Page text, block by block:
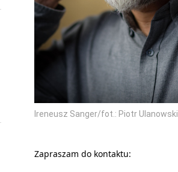
Ireneusz Sanger/fot.: Piotr Ulanowski
Zapraszam do kontaktu: